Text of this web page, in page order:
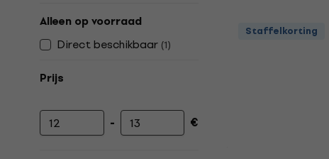
Alleen op voorraad
Direct beschikbaar (1)
Prijs
Minimumprijs
- Maximumprijs
€
Staffelkorting